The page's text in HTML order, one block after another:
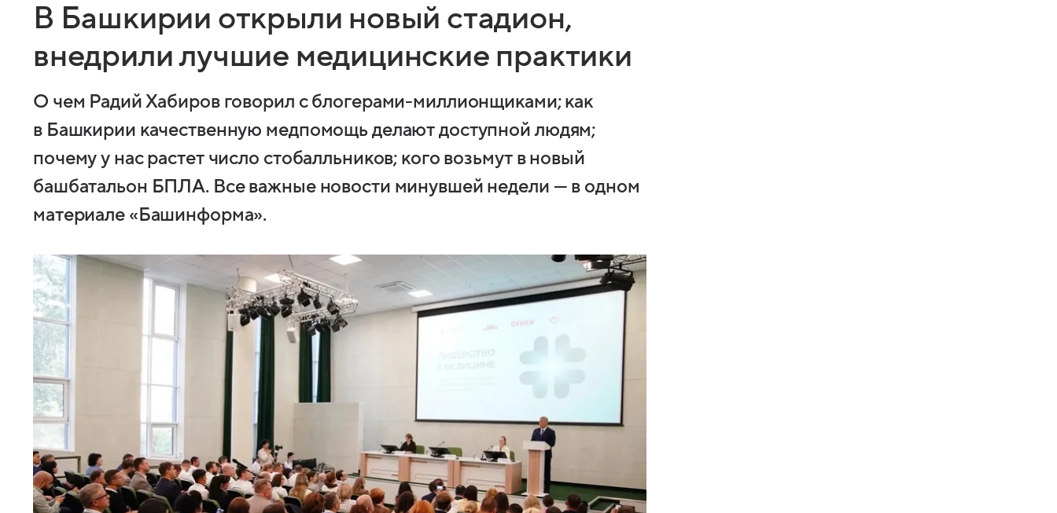
В Башкирии открыли новый стадион,
внедрили лучшие медицинские практики
О чем Радий Хабиров говорил с блогерами-миллионщиками; как
в Башкирии качественную медпомощь делают доступной людям;
почему у нас растет число стобалльников; кого возьмут в новый
башбатальон БПЛА. Все важные новости минувшей недели — в одном
материале «Башинформа».